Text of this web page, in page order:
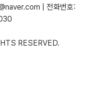
| 전화번호:
RESERVED.